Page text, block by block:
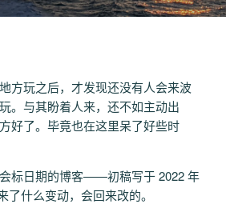
方玩之后，才发现还没有人会来波
。与其盼着人来，还不如主动出
好了。毕竟也在这里呆了好些时
标日期的博客——初稿写于 2022 年
了什么变动，会回来改的。